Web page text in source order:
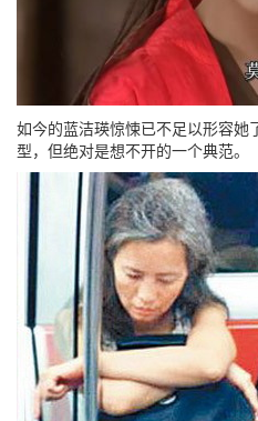
如今的蓝洁瑛惊悚已不足以形容她
型，但绝对是想不开的一个典范。